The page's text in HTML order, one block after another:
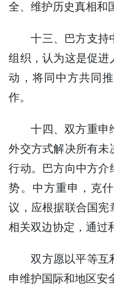
全、维护历史真相和
十三、巴方支持
组织，认为这是促进
动，将同中方共同
作。
十四、双方重申
外交方式解决所有未
行动。巴方向中方介
势。中方重申，克
议，应根据联合国宪
相关双边协定，通过
双方愿以平等互
申维护国际和地区安